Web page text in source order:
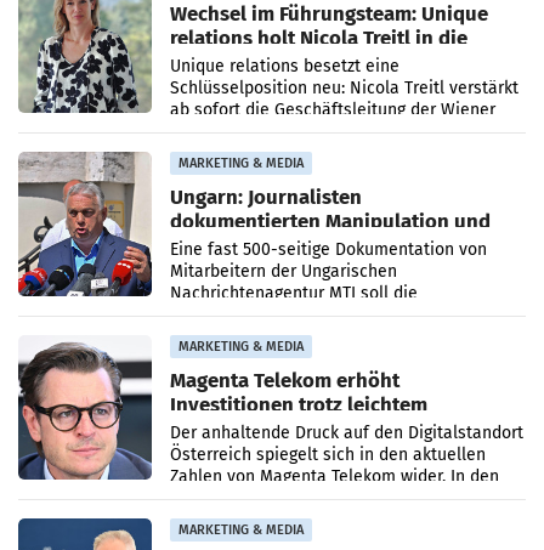
Wechsel im Führungsteam: Unique
relations holt Nicola Treitl in die
Geschäftsleitung
Unique relations besetzt eine
Schlüsselposition neu: Nicola Treitl verstärkt
ab sofort die Geschäftsleitung der Wiener
PR-Agentur an der Seite von Josef Kalina und
Anna Kalina-Mahr.
MARKETING & MEDIA
Ungarn: Journalisten
dokumentierten Manipulation und
Zensur
Eine fast 500-seitige Dokumentation von
Mitarbeitern der Ungarischen
Nachrichtenagentur MTI soll die
systematische Nachrichten-Manipulation und
Zensur bei der Agentur während der Zeit
MARKETING & MEDIA
Magenta Telekom erhöht
Investitionen trotz leichtem
Umsatzrückgang
Der anhaltende Druck auf den Digitalstandort
Österreich spiegelt sich in den aktuellen
Zahlen von Magenta Telekom wider. In den
ersten sechs Monaten des laufenden Jahres
verzeichnete
MARKETING & MEDIA